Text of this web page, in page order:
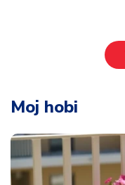
Moj hobi